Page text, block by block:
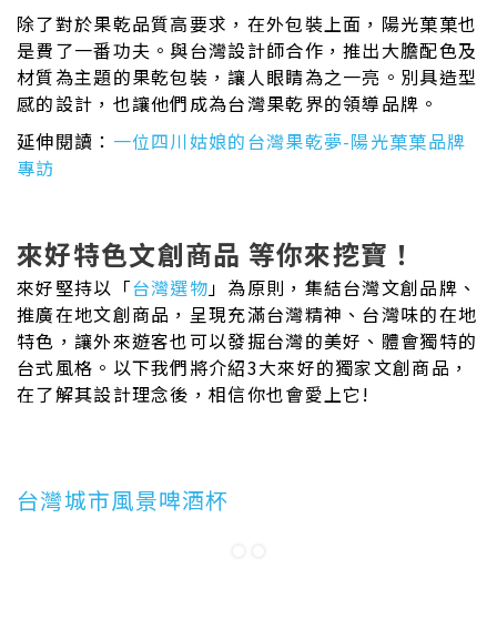
除了對於果乾品質高要求，在外包裝上面，陽光菓菓也
是費了一番功夫。與台灣設計師合作，推出大膽配色及
材質為主題的果乾包裝，讓人眼睛為之一亮。別具造型
感的設計，也讓他們成為台灣果乾界的領導品牌。
延伸閱讀： 一位四川姑娘的台灣果乾夢-陽光菓菓品牌
專訪
來好特色文創商品 等你來挖寶！
來好堅持以「台灣選物」為原則，集結台灣文創品牌、
推廣在地文創商品，呈現充滿台灣精神、台灣味的在地
特色，讓外來遊客也可以發掘台灣的美好、體會獨特的
台式風格。以下我們將介紹3大來好的獨家文創商品，
在了解其設計理念後，相信你也會愛上它!
台灣城市風景啤酒杯